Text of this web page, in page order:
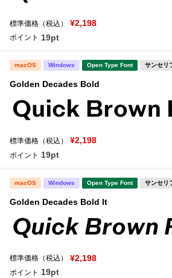
標準価格（税込） ¥2,198
ポイント 19pt
macOS Windows Open Type Font サンセリ
Golden Decades Bold
標準価格（税込） ¥2,198
ポイント 19pt
macOS Windows Open Type Font サンセリ
Golden Decades Bold It
標準価格（税込） ¥2,198
ポイント 19pt